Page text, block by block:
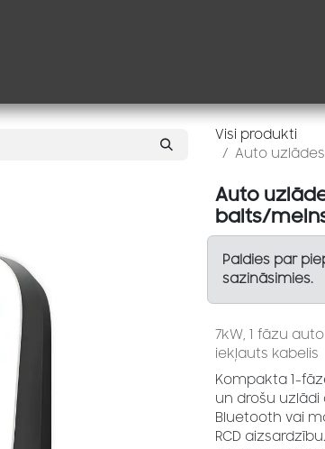
Visi produkti
Auto
Auto
balts/
Paldies par
sazināsimies.
7kW, 1 fāzu
iekļauts kabelis
Kompakta 1-
un drošu uzlādi
Bluetooth vai
RCD